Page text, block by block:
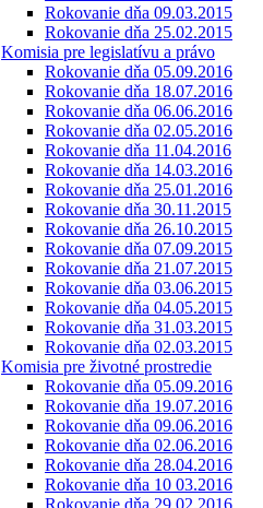
Rokovanie dňa 09.03.2015
Rokovanie dňa 25.02.2015
Komisia pre legislatívu a právo
Rokovanie dňa 05.09.2016
Rokovanie dňa 18.07.2016
Rokovanie dňa 06.06.2016
Rokovanie dňa 02.05.2016
Rokovanie dňa 11.04.2016
Rokovanie dňa 14.03.2016
Rokovanie dňa 25.01.2016
Rokovanie dňa 30.11.2015
Rokovanie dňa 26.10.2015
Rokovanie dňa 07.09.2015
Rokovanie dňa 21.07.2015
Rokovanie dňa 03.06.2015
Rokovanie dňa 04.05.2015
Rokovanie dňa 31.03.2015
Rokovanie dňa 02.03.2015
Komisia pre životné prostredie
Rokovanie dňa 05.09.2016
Rokovanie dňa 19.07.2016
Rokovanie dňa 09.06.2016
Rokovanie dňa 02.06.2016
Rokovanie dňa 28.04.2016
Rokovanie dňa 10 03.2016
Rokovanie dňa 29.02.2016